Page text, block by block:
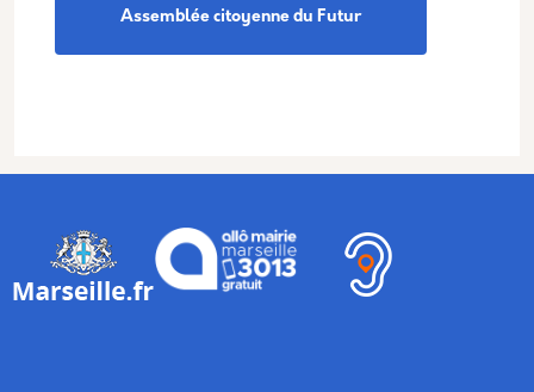
Assemblée citoyenne du Futur